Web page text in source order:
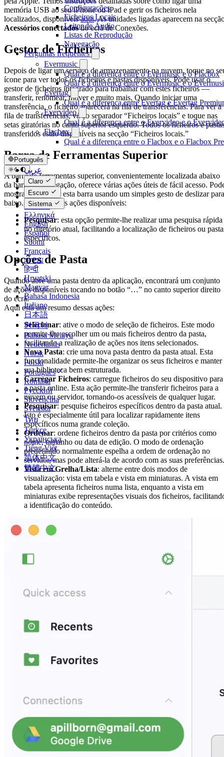
Configurações
Ficheiros Locais
Leitor de Áudio
Listas de Reprodução
Navegação
Perguntas frequentes
Evermusic
Qual é a diferença entre o Evermusic e o Flacbox
Qual é a diferença entre o Evermusic e o
Evertag
Qual é a diferença entre Evertag e Evertag
Evervideo
Qual é a diferença entre o Evervideo e o
Flacbox
Qual é a diferença entre o Flacbox e o Flacbox
Português
عربي
Català
Čeština
Dansk
Deutsch
Ελληνικά
English
Español
Suomi
Français
עברית
हिन्दी
Hrvatski
Magyar
Bahasa Indonesia
Italiano
日本語
한국어
Bahasa Melayu
Nederlands
Norsk
Polski
Português
Română
Русский
Slovenčina
Svenska
ไทย
Türkçe
Українська
Tiếng Việt
简体中文
繁體中文
Claro
Escuro
Sistema
memória USB ao seu iPhone ou iPad e gerir os ficheiros nela
localizados, disponíveisaqui. As unidades ligadas aparecem na
Acessórios conectadosdo ecrã de Conexões.
Gestor de Ficheiros
Depois de ligar um serviço de armazenamento na nuvem, toque no
ícone para ver todos os ficheiros e pastas disponíveis. Pode usar o
gestor de ficheiros integrado para trabalhar com estes ficheiros —
transferir, renomear, mover e muito mais. Quando iniciar uma
transferência, o ficheiro aparecerá na fila de transferências. Para ver a
fila de transferências, vá ao separador “Ficheiros locais” e toque nas
setas giratórias no canto superior esquerdo. Todos os ficheiros e
transferidos estão disponíveis na secção “Ficheiros locais.”
Barra de Ferramentas Superior
A barra de ferramentas superior, convenientemente localizada abaixo
da barra de navegação, oferece várias ações úteis de fácil acesso.
mostrar ou ocultar esta barra usando um simples gesto de deslizar para
baixo. Aqui estão as ações disponíveis:
Pesquisar: esta opção permite-lhe realizar uma pesquisa rápida
no diretório atual, facilitando a localização de ficheiros ou
específicos.
Opções de Pasta
Quando abre uma pasta dentro da aplicação, encontrará um conjunto
de ações disponíveis tocando no botão “…” no canto superior direito
do ecrã.
Aqui está um resumo dessas ações:
Selecionar: ative o modo de seleção de ficheiros. Este modo
permite-lhe escolher um ou mais ficheiros dentro da pasta,
facilitando a realização de ações nos itens selecionados.
Nova Pasta: crie uma nova pasta dentro da pasta atual. Esta
funcionalidade permite-lhe organizar os seus ficheiros e manter
sua biblioteca bem estruturada.
Carregar Ficheiros: carregue ficheiros do seu dispositivo para
a pasta online. Esta ação permite-lhe transferir ficheiros para a
nuvem ou servidor, tornando-os acessíveis de qualquer lugar.
Pesquisar: pesquise ficheiros específicos dentro da pasta atual.
Isto é especialmente útil para localizar rapidamente itens
específicos numa grande coleção.
Ordenar: ordene ficheiros dentro da pasta por critérios como
nome, tamanho ou data de edição. O modo de ordenação
predefinido normalmente espelha a ordem de ordenação no
servidor, mas pode alterá-la de acordo com as suas preferências.
Vista em Grelha/Lista: alterne entre dois modos de
visualização: vista em tabela e vista em miniaturas. A vista em
tabela apresenta ficheiros numa lista, enquanto a vista em
miniaturas exibe representações visuais dos ficheiros,
a identificação do conteúdo.